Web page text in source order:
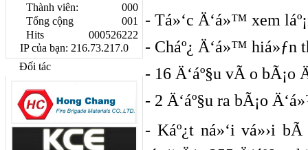
Thành viên:
000
Tổng cộng
001
Hits
000526222
IP của bạn: 216.73.217.0
Đối tác
- Tá»‘c Ä‘á»™ xem
- Cháº¿ Ä‘á»™ hiá»ƒn
- 16 Ä‘áº§u vÃ o bÃ¡o
- 2 Ä‘áº§u ra bÃ¡o
- Káº¿t ná»‘i vá»›i